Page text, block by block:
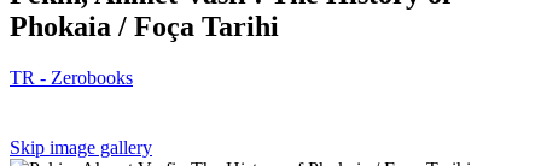
Phokaia / Foça Tarihi
TR - Zerobooks
Skip image gallery